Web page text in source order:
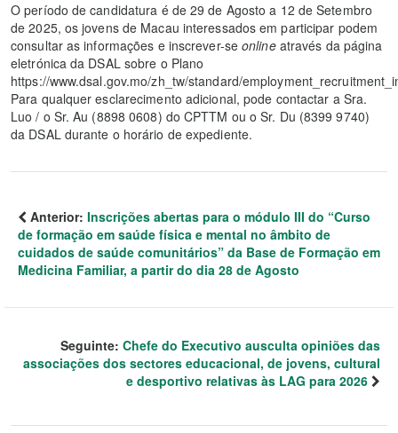
O período de candidatura é de 29 de Agosto a 12 de Setembro
de 2025, os jovens de Macau interessados em participar podem
consultar as informações e inscrever-seonlineatravés da página
eletrónica da DSAL sobre o Plano
https://www.dsal.gov.mo/zh_tw/standard/
Para qualquer esclarecimento adicional, pode contactar a Sra.
Luo / o Sr. Au (8898 0608) do CPTTM ou o Sr. Du (8399 9740)
da DSAL durante o horário de expediente.
Anterior: Inscrições abertas para o módulo III do “Curso
de formação em saúde física e mental no âmbito de
cuidados de saúde comunitários” da Base de Formação em
Medicina Familiar, a partir do dia 28 de Agosto
Seguinte: Chefe do Executivo ausculta opiniões das
associações dos sectores educacional, de jovens, cultural
e desportivo relativas às LAG para 2026